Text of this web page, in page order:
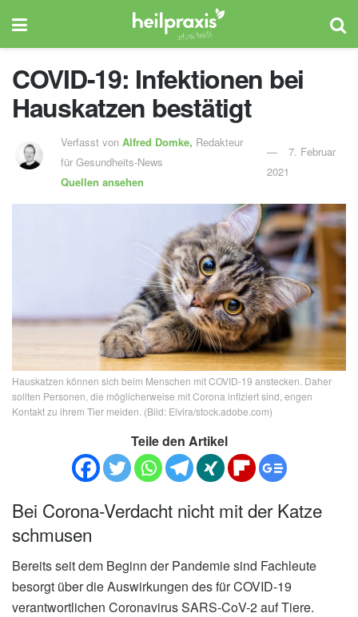
COVID-19: Infektionen bei
Hauskatzen bestätigt
Verfasst vonAlfred Domke, Redakteur
für Gesundheits-News
Quellen ansehen
7. Februar
2021
Hauskatzen können sich beim Menschen mit COVID-19 anstecken. Daher
sollten Personen, die möglicherweise mit Corona infiziert sind, engen
Kontakt zu ihrem Tier meiden. (Bild: Elvira/stock.adobe.com)
Teile den Artikel
Bei Corona-Verdacht nicht mit der Katze
schmusen
Bereits seit dem Beginn der Pandemie sind Fachleute
besorgt über die Auswirkungen des für COVID-19
verantwortlichen Coronavirus SARS-CoV-2 auf Tiere.